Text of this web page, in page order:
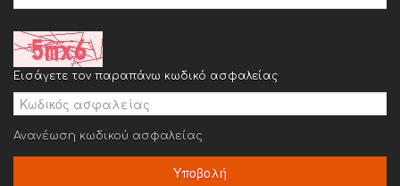
Εισάγετε τον παραπάνω κωδικό ασφαλείας
Ανανέωση κωδικού ασφαλείας
Υποβολή